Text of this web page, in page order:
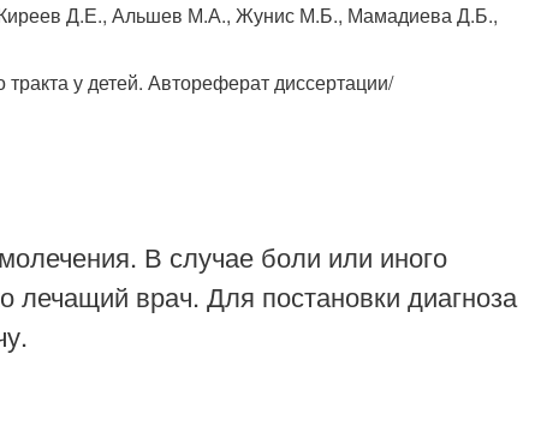
Киреев Д.Е., Альшев М.А., Жунис М.Б., Мамадиева Д.Б.,
у детей. Автореферат диссертации/
В случае боли или иного
лечащий врач. Для постановки диагноза